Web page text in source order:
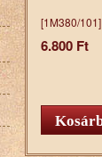
[1M380/101]
6.800 Ft